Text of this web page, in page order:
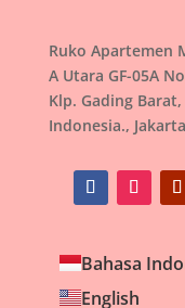
Ruko Apartemen
A Utara GF-05A
Klp. Gading
Indonesia.,
Bahasa
English